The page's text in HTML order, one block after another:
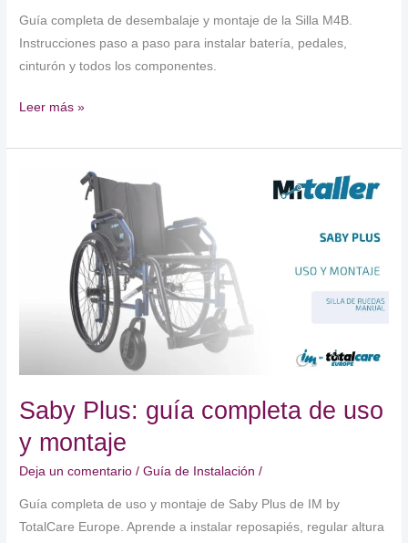
Guía completa de desembalaje y montaje de la Silla M4B.
Instrucciones paso a paso para instalar batería, pedales,
cinturón y todos los componentes.
Desembalaje
montaje
Leer más »
Saby Plus: guía completa de uso
y montaje
Deja un comentario /Guía de Instalación /
Guía completa de uso y montaje de Saby Plus de IM by
TotalCare Europe. Aprende a instalar reposapiés, regular altura